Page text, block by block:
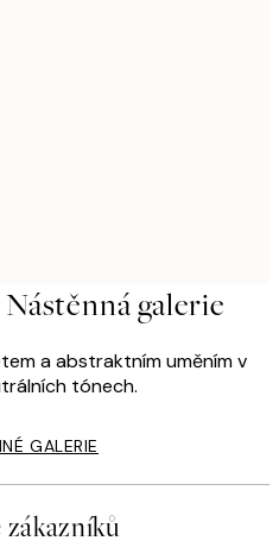
galerie
a abstraktním uměním v
tónech.
GALERIE
zákazníků